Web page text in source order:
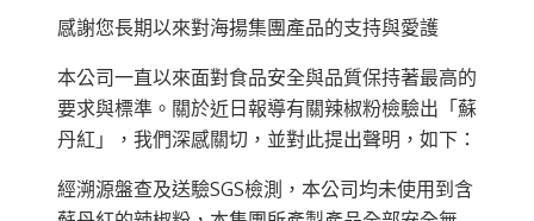
感謝您長期以來對海揚集團產品的支持與愛護
本公司一直以來面對食品安全與品質保持著最高的
要求與標準。關於近日報導有關辣椒粉檢驗出「蘇
丹紅」，我們深感關切，並對此提出聲明，如下：
經溯源盤查及送驗SGS檢測，本公司均未使用到含